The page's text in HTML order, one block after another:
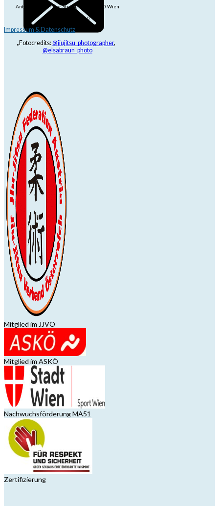
Anton-Baumgartner-Str. 44/B8/01, 1230 Wien
dojo@jjrt.at
+43 6991 171 81 60
Impressum & Datenschutz
Fotocredits:@jiujitsu_photographer,
@elsabraun_photo
Mitglied im JJVÖ
Mitglied im ASKÖ
Nachwuchsförderung MA51
Zertifizierung